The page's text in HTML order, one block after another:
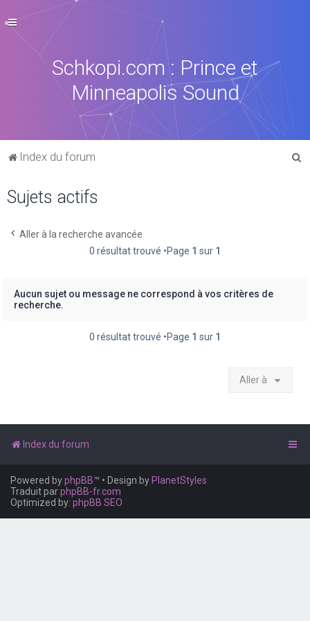
Schkopi.com : Prince et
Minneapolis Sound
Index du forum
Sujets actifs
Aller à la recherche avancée
0 résultat trouvé •Page 1 sur 1
Aucun sujet ou message ne correspond à vos critères de
recherche.
0 résultat trouvé •Page 1 sur 1
Aller à
Index du forum
Powered byphpBB™ • Design by PlanetStyles
Traduit parphpBB-fr.com
Optimized by: phpBB SEO